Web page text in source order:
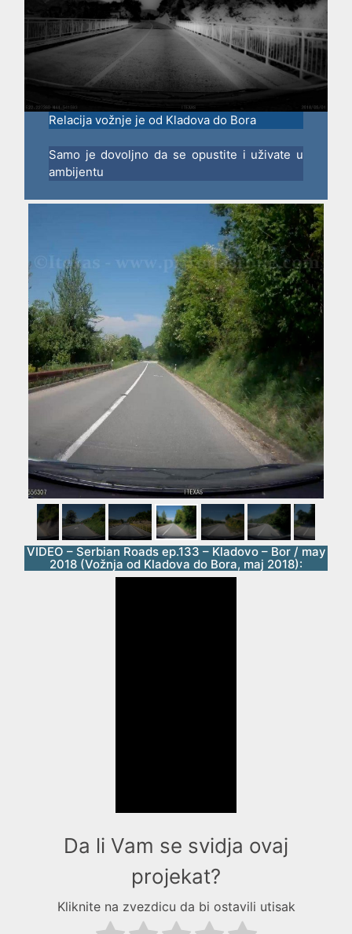
Relacija vožnje je od Kladova do Bora
Samo je dovoljno da se opustite i uživate u
ambijentu
VIDEO – Serbian Roads ep.133 – Kladovo – Bor / may
2018 (Vožnja od Kladova do Bora, maj 2018):
Da li Vam se svidja ovaj
projekat?
Kliknite na zvezdicu da bi ostavili utisak